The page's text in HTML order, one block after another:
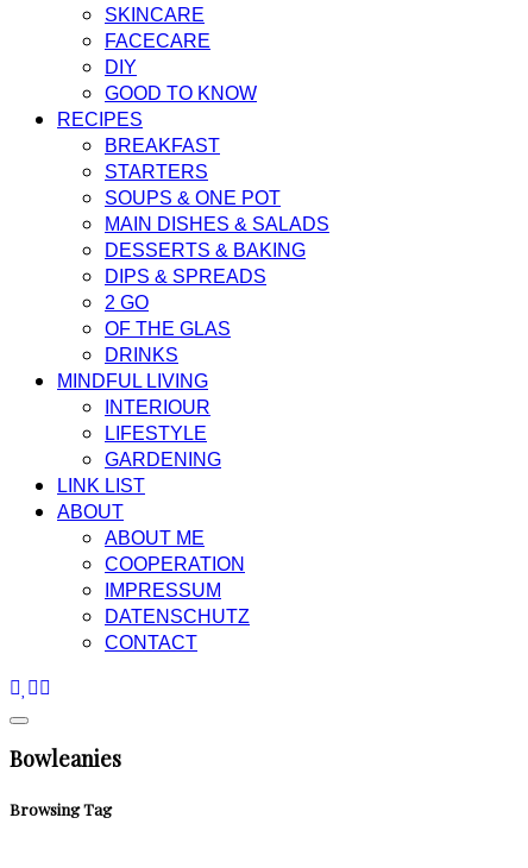
SKINCARE
FACECARE
DIY
GOOD TO KNOW
RECIPES
BREAKFAST
STARTERS
SOUPS & ONE POT
MAIN DISHES & SALADS
DESSERTS & BAKING
DIPS & SPREADS
2 GO
OF THE GLAS
DRINKS
MINDFUL LIVING
INTERIOUR
LIFESTYLE
GARDENING
LINK LIST
ABOUT
ABOUT ME
COOPERATION
IMPRESSUM
DATENSCHUTZ
CONTACT
Bowleanies
Browsing Tag